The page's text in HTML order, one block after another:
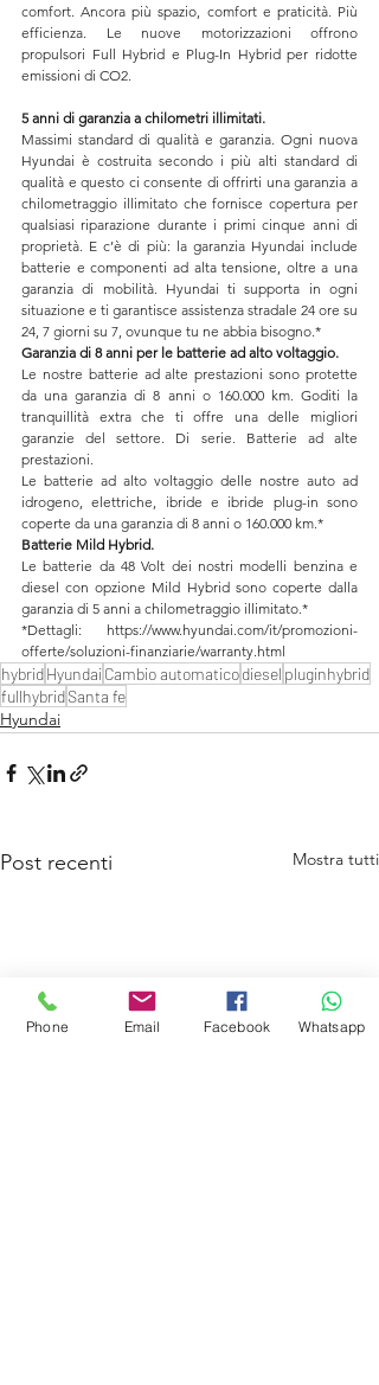
comfort. Ancora più spazio, comfort e praticità. Più
efficienza. Le nuove motorizzazioni offrono
propulsori Full Hybrid e Plug-In Hybrid per ridotte
emissioni di CO2.
5 anni di garanzia a chilometri illimitati.
Massimi standard di qualità e garanzia. Ogni nuova
Hyundai è costruita secondo i più alti standard di
qualità e questo ci consente di offrirti una garanzia a
chilometraggio illimitato che fornisce copertura per
qualsiasi riparazione durante i primi cinque anni di
proprietà. E c’è di più: la garanzia Hyundai include
batterie e componenti ad alta tensione, oltre a una
garanzia di mobilità. Hyundai ti supporta in ogni
situazione e ti garantisce assistenza stradale 24 ore su
24, 7 giorni su 7, ovunque tu ne abbia bisogno.*
Garanzia di 8 anni per le batterie ad alto voltaggio.
Le nostre batterie ad alte prestazioni sono protette
da una garanzia di 8 anni o 160.000 km. Goditi la
tranquillità extra che ti offre una delle migliori
garanzie del settore. Di serie. Batterie ad alte
prestazioni.
Le batterie ad alto voltaggio delle nostre auto ad
idrogeno, elettriche, ibride e ibride plug-in sono
coperte da una garanzia di 8 anni o 160.000 km.*
Batterie Mild Hybrid.
Le batterie da 48 Volt dei nostri modelli benzina e
diesel con opzione Mild Hybrid sono coperte dalla
garanzia di 5 anni a chilometraggio illimitato.*
*Dettagli: https://www.hyundai.com/it/promozioni-
offerte/soluzioni-finanziarie/warranty.html
hybridHyundaiCambio automaticodiesel pluginhybrid
fullhybridSanta fe
Hyundai
Post recenti Mostra tutti
Phone Email Facebook Whatsapp